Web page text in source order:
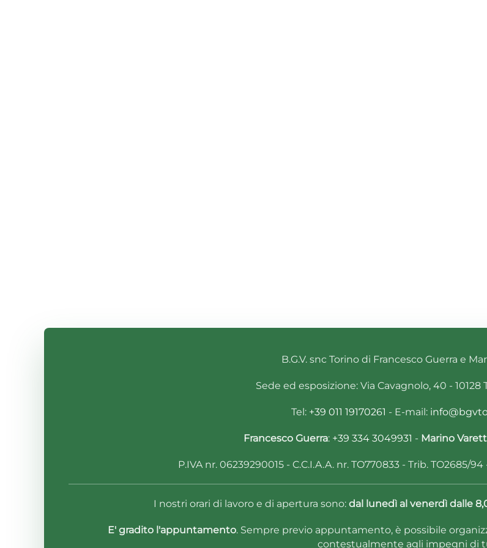
B.G.V. snc Torino di Francesco Guerra e
Sede ed esposizione: Via Cavagnolo, 40 - 10128
Tel: +39 011 19170261 - E-mail:
Francesco Guerra: +39 334 3049931 - Marino
P.IVA nr. 06239290015 - C.C.I.A.A. nr. TO770833 - Trib. TO2685/94
I nostri orari di lavoro e di apertura sono: dal lunedì al venerdì dalle
E' gradito l'appuntamento. Sempre previo appuntamento, è possibile
contestualmente agli impegni di